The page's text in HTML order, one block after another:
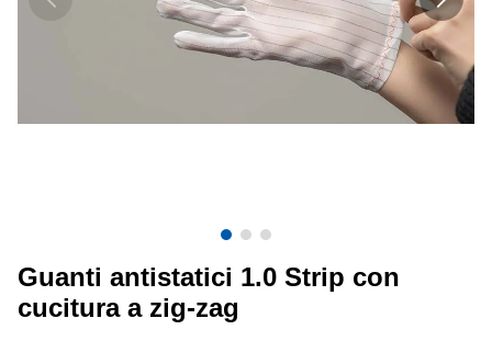
NOTIZIE
Guanti antistatici 1.0 Strip con
cucitura a zig-zag